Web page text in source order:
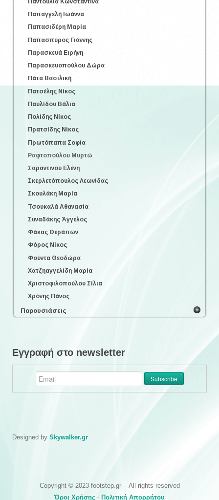
Παπαγγελή Ιωάννα
Παπασιδέρη Μαρία
Παπασπύρος Γιάννης
Παρασκευά Ειρήνη
Παρασκευοπούλου Δώρα
Πάτα Βασιλική
Πατσέλης Νίκος
Παυλίδου Βάλια
Πολίδης Νίκος
Πρατσίδης Νίκος
Πρωτόπαπα Σοφία
Ραφτοπούλου Μυρτώ
Σαραντινού Ελένη
Σκερλετόπουλος Λεωνίδας
Σκουλάκη Μαρία
Τσουκαλά Αθανασία
Συναδάκης Άγγελος
Φάκας Θεράπων
Φόρος Νίκος
Φούντα Θεοδώρα
Χατζηαγγελίδη Μαρία
Χριστοφιλοπούλου Σίλια
Χρόνης Πάνος
Παρουσιάσεις
Εγγραφή στο newsletter
Designed by Skywalker.gr
Copyright © 2023 footstep.gr -- All rights reserved
Όροι Χρήσης - Πολιτική Απορρήτου